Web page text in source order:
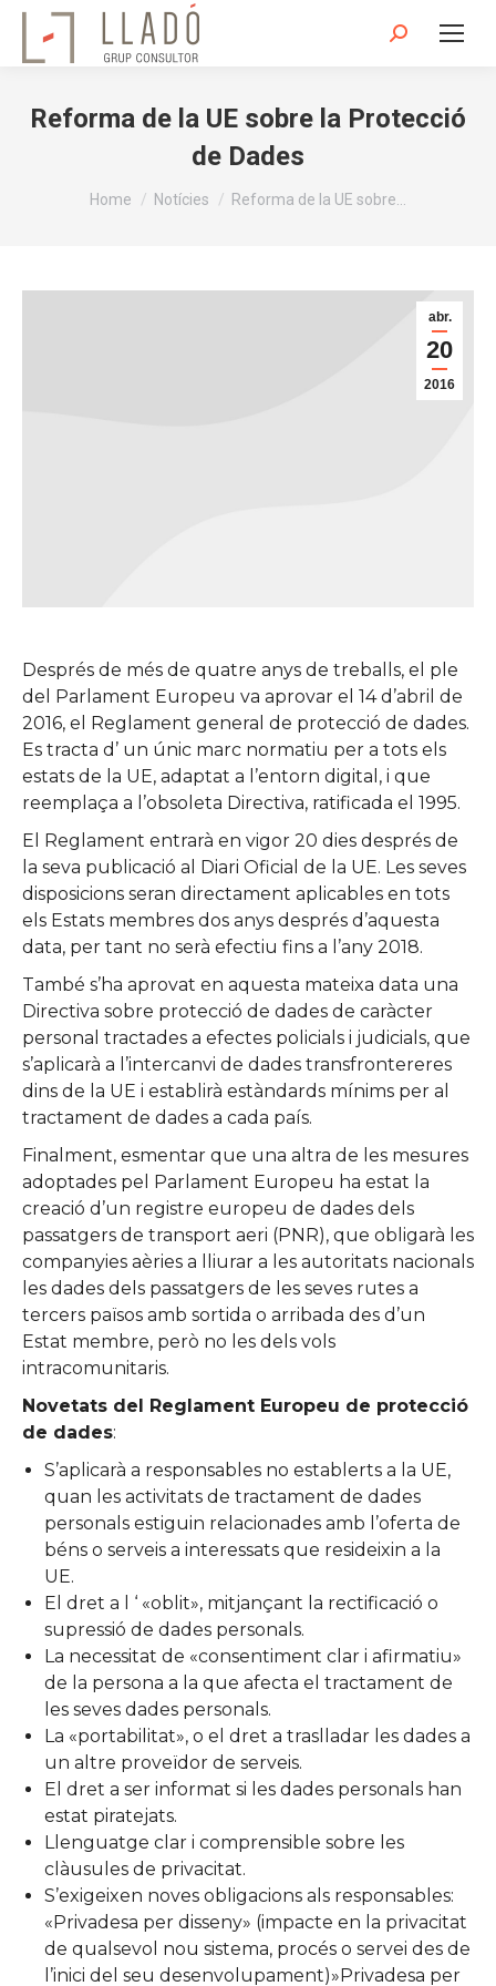
Search:
Reforma de la UE sobre la Protecció
de Dades
You are here:
Home Notícies Reforma de la UE sobre…
abr.
20
2016
Després de més de quatre anys de treballs, el ple
del Parlament Europeu va aprovar el 14 d’abril de
2016, el Reglament general de protecció de dades.
Es tracta d’ un únic marc normatiu per a tots els
estats de la UE, adaptat a l’entorn digital, i que
reemplaça a l’obsoleta Directiva, ratificada el 1995.
El Reglament entrarà en vigor 20 dies després de
la seva publicació al Diari Oficial de la UE. Les seves
disposicions seran directament aplicables en tots
els Estats membres dos anys després d’aquesta
data, per tant no serà efectiu fins a l’any 2018.
També s’ha aprovat en aquesta mateixa data una
Directiva sobre protecció de dades de caràcter
personal tractades a efectes policials i judicials, que
s’aplicarà a l’intercanvi de dades transfrontereres
dins de la UE i establirà estàndards mínims per al
tractament de dades a cada país.
Finalment, esmentar que una altra de les mesures
adoptades pel Parlament Europeu ha estat la
creació d’un registre europeu de dades dels
passatgers de transport aeri (PNR), que obligarà les
companyies aèries a lliurar a les autoritats nacionals
les dades dels passatgers de les seves rutes a
tercers països amb sortida o arribada des d’un
Estat membre, però no les dels vols
intracomunitaris.
Novetats del Reglament Europeu de protecció
de dades:
S’aplicarà a responsables no establerts a la UE,
quan les activitats de tractament de dades
personals estiguin relacionades amb l’oferta de
béns o serveis a interessats que resideixin a la
UE.
El dret a l ‘ «oblit», mitjançant la rectificació o
supressió de dades personals.
La necessitat de «consentiment clar i afirmatiu»
de la persona a la que afecta el tractament de
les seves dades personals.
La «portabilitat», o el dret a traslladar les dades a
un altre proveïdor de serveis.
El dret a ser informat si les dades personals han
estat piratejats.
Llenguatge clar i comprensible sobre les
clàusules de privacitat.
S’exigeixen noves obligacions als responsables:
«Privadesa per disseny» (impacte en la privacitat
de qualsevol nou sistema, procés o servei des de
l’inici del seu desenvolupament)»Privadesa per